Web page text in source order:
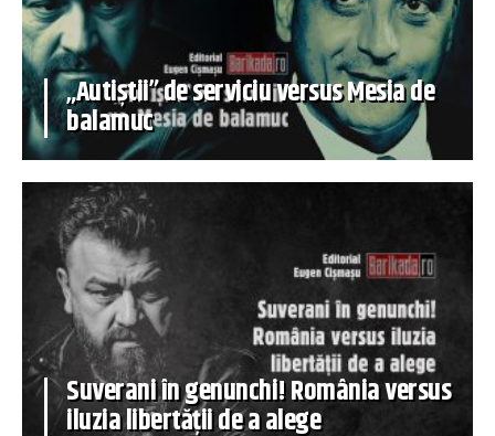
„Autiștii” de serviciu versus Mesia de
balamuc
Suverani în genunchi! România versus
iluzia libertății de a alege